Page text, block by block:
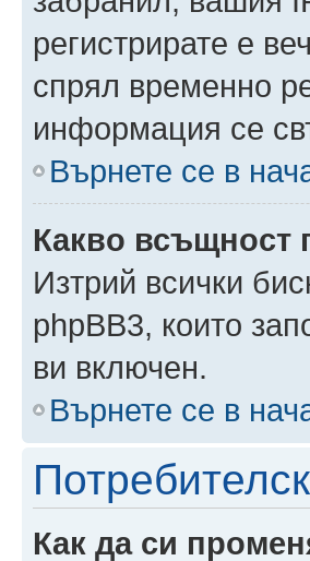
регистрирате е
спрял временно
информация се
Върнете се в
Какво всъщност
Изтрий всички
phpBB3, които
ви включен.
Върнете се в
Как да си